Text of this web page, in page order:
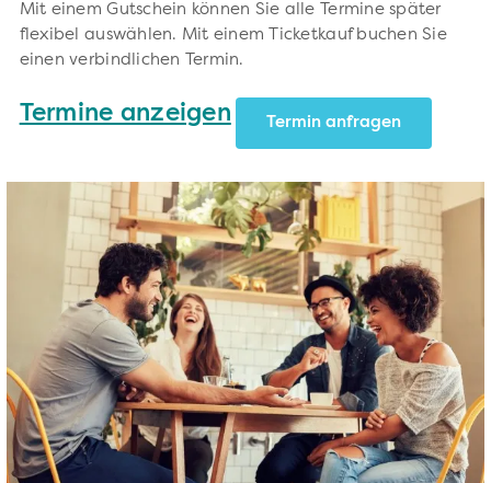
Mit einem Gutschein können Sie alle Termine später
flexibel auswählen. Mit einem Ticketkauf buchen Sie
einen verbindlichen Termin.
Termine anzeigen Termin anfragen